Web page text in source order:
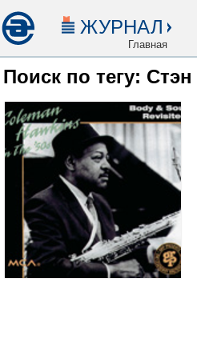
ЖУРНАЛ
Главная
Поиск по тегу: Стэн